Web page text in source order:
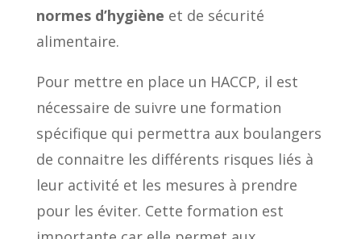
normes d’hygiène et de sécurité
alimentaire.
Pour mettre en place un HACCP, il est
nécessaire de suivre une formation
spécifique qui permettra aux boulangers
de connaitre les différents risques liés à
leur activité et les mesures à prendre
pour les éviter. Cette formation est